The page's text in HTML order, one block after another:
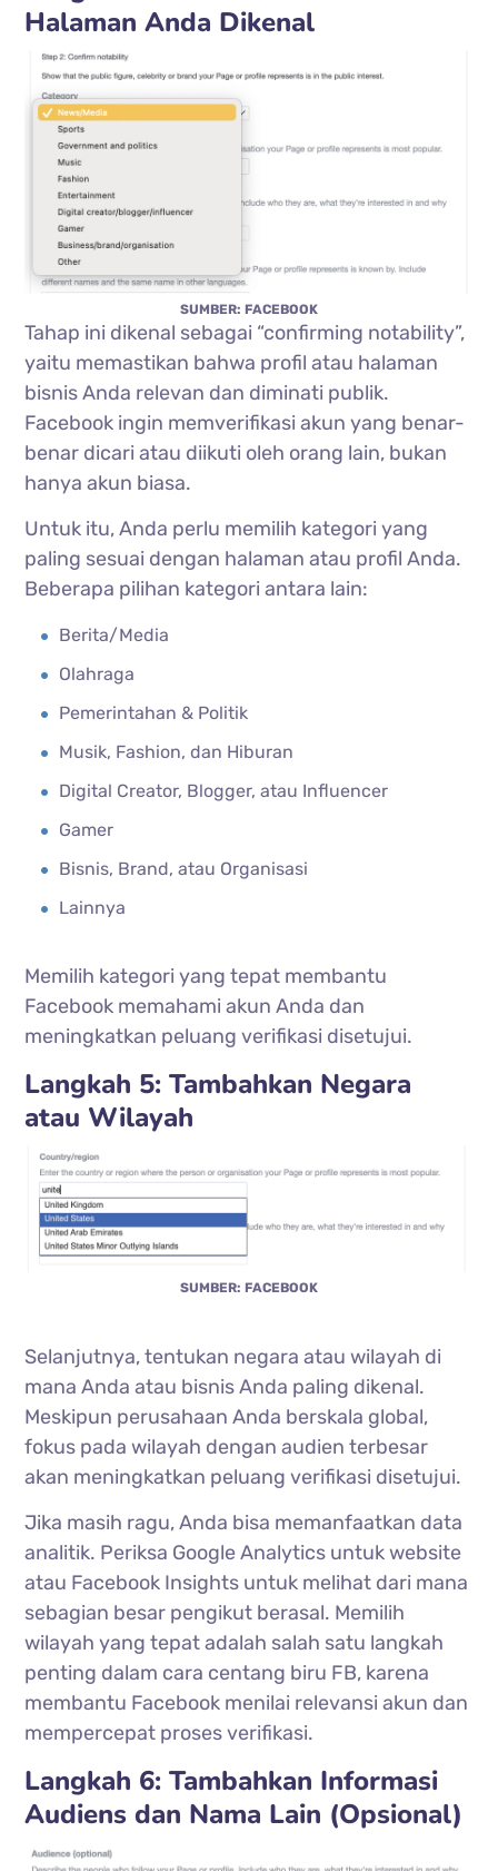
Halaman Anda Dikenal
SUMBER: FACEBOOK
Tahap ini dikenal sebagai “confirming notability”,
yaitu memastikan bahwa profil atau halaman
bisnis Anda relevan dan diminati publik.
Facebook ingin memverifikasi akun yang benar-
benar dicari atau diikuti oleh orang lain, bukan
hanya akun biasa.
Untuk itu, Anda perlu memilih kategori yang
paling sesuai dengan halaman atau profil Anda.
Beberapa pilihan kategori antara lain:
Berita/Media
Olahraga
Pemerintahan & Politik
Musik, Fashion, dan Hiburan
Digital Creator, Blogger, atau Influencer
Gamer
Bisnis, Brand, atau Organisasi
Lainnya
Memilih kategori yang tepat membantu
Facebook memahami akun Anda dan
meningkatkan peluang verifikasi disetujui.
Langkah 5: Tambahkan Negara
atau Wilayah
SUMBER: FACEBOOK
Selanjutnya, tentukan negara atau wilayah di
mana Anda atau bisnis Anda paling dikenal.
Meskipun perusahaan Anda berskala global,
fokus pada wilayah dengan audien terbesar
akan meningkatkan peluang verifikasi disetujui.
Jika masih ragu, Anda bisa memanfaatkan data
analitik. Periksa Google Analytics untuk website
atau Facebook Insights untuk melihat dari mana
sebagian besar pengikut berasal. Memilih
wilayah yang tepat adalah salah satu langkah
penting dalam cara centang biru FB, karena
membantu Facebook menilai relevansi akun dan
mempercepat proses verifikasi.
Langkah 6: Tambahkan Informasi
Audiens dan Nama Lain (Opsional)